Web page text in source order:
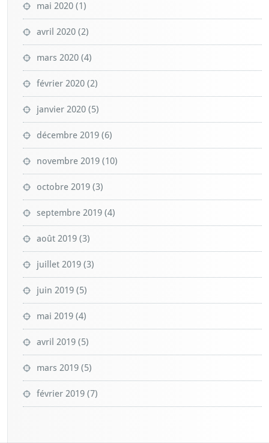
mai 2020 (1)
avril 2020 (2)
mars 2020 (4)
février 2020 (2)
janvier 2020 (5)
décembre 2019 (6)
novembre 2019 (10)
octobre 2019 (3)
septembre 2019 (4)
août 2019 (3)
juillet 2019 (3)
juin 2019 (5)
mai 2019 (4)
avril 2019 (5)
mars 2019 (5)
février 2019 (7)